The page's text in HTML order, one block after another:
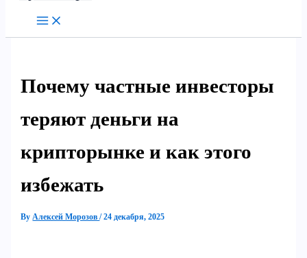
Почему частные инвесторы
теряют деньги на
крипторынке и как этого
избежать
ByАлексей Морозов/24 декабря, 2025